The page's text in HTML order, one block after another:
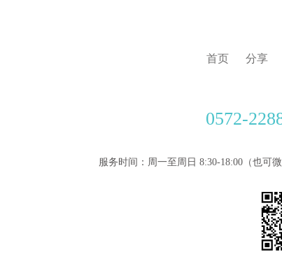
首页 分享
0572-
服务时间：周一至周日 8:30-18:00（也可